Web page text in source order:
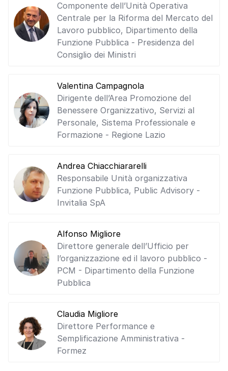
Componente dell’Unità Operativa
Centrale per la Riforma del Mercato del
Lavoro pubblico, Dipartimento della
Funzione Pubblica - Presidenza del
Consiglio dei Ministri
Valentina Campagnola
Dirigente dell’Area Promozione del
Benessere Organizzativo, Servizi al
Personale, Sistema Professionale e
Formazione - Regione Lazio
Andrea Chiacchiararelli
Responsabile Unità organizzativa
Funzione Pubblica, Public Advisory -
Invitalia SpA
Alfonso Migliore
Direttore generale dell’Ufficio per
l’organizzazione ed il lavoro pubblico -
PCM - Dipartimento della Funzione
Pubblica
Claudia Migliore
Direttore Performance e
Semplificazione Amministrativa -
Formez